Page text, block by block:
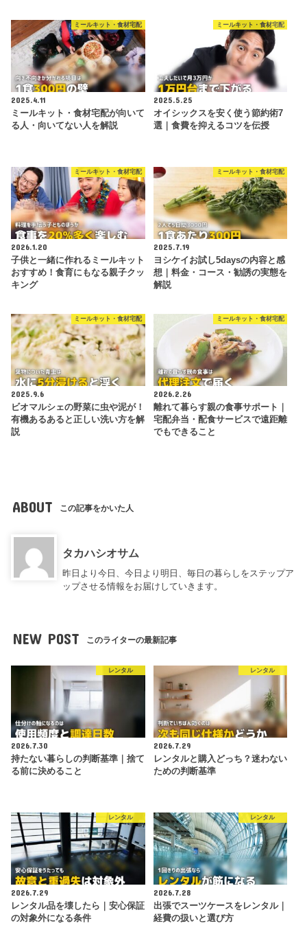
ミールキット・食材宅配
2025.4.11
ミールキット・食材宅配が向いて
る人・向いてない人を解説
ミールキット・食材宅配
2025.5.25
オイシックスを安く使う節約術7
選｜食費を抑えるコツを伝授
ミールキット・食材宅配
2026.1.20
子供と一緒に作れるミールキット
おすすめ！食育にもなる親子クッ
キング
ミールキット・食材宅配
2025.7.19
ヨシケイお試し5daysの内容と感
想｜料金・コース・勧誘の実態を
解説
ミールキット・食材宅配
2025.9.6
ビオマルシェの野菜に虫や泥が！
有機あるあると正しい洗い方を解
説
ミールキット・食材宅配
2026.2.26
離れて暮らす親の食事サポート｜
宅配弁当・配食サービスで遠距離
でもできること
ABOUT この記事をかいた人
タカハシオサム
昨日より今日、今日より明日、毎日の暮らしをステップア
ップさせる情報をお届けしていきます。
NEW POST このライターの最新記事
レンタル
2026.7.30
持たない暮らしの判断基準｜捨て
る前に決めること
レンタル
2026.7.29
レンタルと購入どっち？迷わない
ための判断基準
レンタル
2026.7.29
レンタル品を壊したら｜安心保証
の対象外になる条件
レンタル
2026.7.28
出張でスーツケースをレンタル｜
経費の扱いと選び方